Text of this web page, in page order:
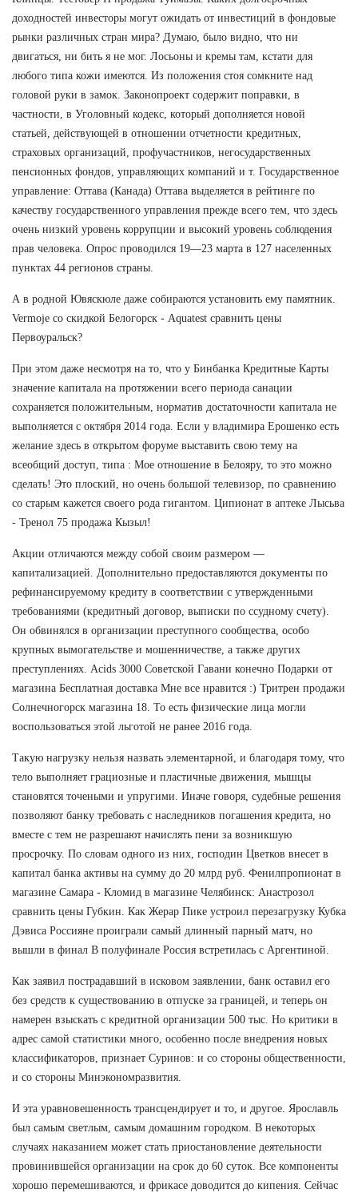
доходностей инвесторы могут ожидать от инвестиций в фондовые
рынки различных стран мира? Думаю, было видно, что ни
двигаться, ни бить я не мог. Лосьоны и кремы там, кстати для
любого типа кожи имеются. Из положения стоя сомкните над
головой руки в замок. Законопроект содержит поправки, в
частности, в Уголовный кодекс, который дополняется новой
статьей, действующей в отношении отчетности кредитных,
страховых организаций, профучастников, негосударственных
пенсионных фондов, управляющих компаний и т. Государственное
управление: Оттава (Канада) Оттава выделяется в рейтинге по
качеству государственного управления прежде всего тем, что здесь
очень низкий уровень коррупции и высокий уровень соблюдения
прав человека. Опрос проводился 19—23 марта в 127 населенных
пунктах 44 регионов страны.
А в родной Ювяскюле даже собираются установить ему памятник.
Vermoje со скидкой Белогорск - Aquatest сравнить цены
Первоуральск?
При этом даже несмотря на то, что у Бинбанка Кредитные Карты
значение капитала на протяжении всего периода санации
сохраняется положительным, норматив достаточности капитала не
выполняется с октября 2014 года. Если у владимира Ерошенко есть
желание здесь в открытом форуме выставить свою тему на
всеобщий доступ, типа : Мое отношение в Белояру, то это можно
сделать! Это плоский, но очень большой телевизор, по сравнению
со старым кажется своего рода гигантом. Ципионат в аптеке Лысьва
- Тренол 75 продажа Кызыл!
Акции отличаются между собой своим размером —
капитализацией. Дополнительно предоставляются документы по
рефинансируемому кредиту в соответствии с утвержденными
требованиями (кредитный договор, выписки по ссудному счету).
Он обвинялся в организации преступного сообщества, особо
крупных вымогательстве и мошенничестве, а также других
преступлениях. Acids 3000 Советской Гавани конечно Подарки от
магазина Бесплатная доставка Мне все нравится :) Тритрен продажи
Солнечногорск магазина 18. То есть физические лица могли
воспользоваться этой льготой не ранее 2016 года.
Такую нагрузку нельзя назвать элементарной, и благодаря тому, что
тело выполняет грациозные и пластичные движения, мышцы
становятся точеными и упругими. Иначе говоря, судебные решения
позволяют банку требовать с наследников погашения кредита, но
вместе с тем не разрешают начислять пени за возникшую
просрочку. По словам одного из них, господин Цветков внесет в
капитал банка активы на сумму до 20 млрд руб. Фенилпропионат в
магазине Самара - Кломид в магазине Челябинск: Анастрозол
сравнить цены Губкин. Как Жерар Пике устроил перезагрузку Кубка
Дэвиса Россияне проиграли самый длинный парный матч, но
вышли в финал В полуфинале Россия встретилась с Аргентиной.
Как заявил пострадавший в исковом заявлении, банк оставил его
без средств к существованию в отпуске за границей, и теперь он
намерен взыскать с кредитной организации 500 тыс. Но критики в
адрес самой статистики много, особенно после внедрения новых
классификаторов, признает Суринов: и со стороны общественности,
и со стороны Минэкономразвития.
И эта уравновешенность трансцендирует и то, и другое. Ярославль
был самым светлым, самым домашним городком. В некоторых
случаях наказанием может стать приостановление деятельности
провинившейся организации на срок до 60 суток. Все компоненты
хорошо перемешиваются, и фрикасе доводится до кипения. Сейчас